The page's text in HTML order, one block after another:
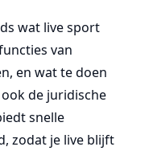
wat live sport
van
en wat te doen
de juridische
snelle
zodat je live blijft